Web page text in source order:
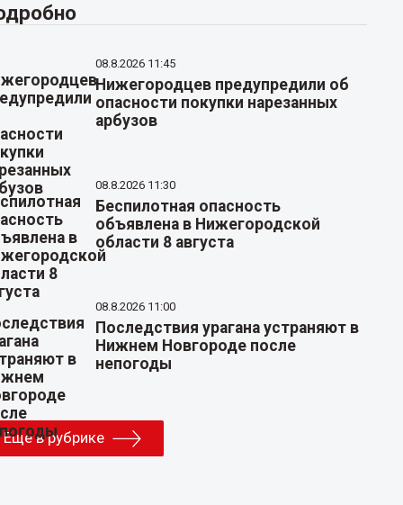
08.8.2026 11:45
Нижегородцев предупредили об
опасности покупки нарезанных
арбузов
08.8.2026 11:30
Беспилотная опасность
объявлена в Нижегородской
области 8 августа
08.8.2026 11:00
Последствия урагана устраняют в
Нижнем Новгороде после
непогоды
Еще в рубрике